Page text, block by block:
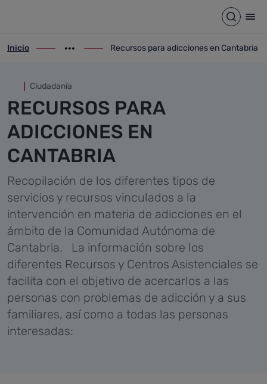
Recursos para adicciones en
Abrir
ir-a inicio
Inicio
Mostrar opciones del camino de migas
ir-a Recursos para adicciones en
Recursos para adicciones en Cantabria
Ciudadanía
RECURSOS PARA
ADICCIONES EN
CANTABRIA
Recopilación de los diferentes tipos de
servicios y recursos vinculados a la
intervención en materia de adicciones en el
ámbito de la Comunidad Autónoma de
Cantabria.
La información sobre los
diferentes Recursos y Centros Asistenciales se
facilita con el objetivo de acercarlos a las
personas con problemas de adicción y a sus
familiares, así como a todas las personas
interesadas: